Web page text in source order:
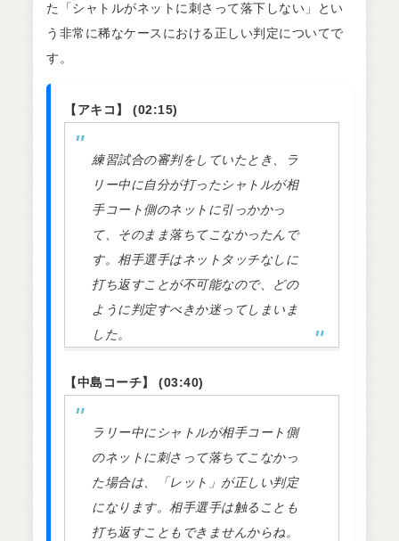
た「シャトルがネットに刺さって落下しない」とい
う非常に稀なケースにおける正しい判定についてで
す。
【アキコ】 (02:15)
練習試合の審判をしていたとき、ラ
リー中に自分が打ったシャトルが相
手コート側のネットに引っかかっ
て、そのまま落ちてこなかったんで
す。相手選手はネットタッチなしに
打ち返すことが不可能なので、どの
ように判定すべきか迷ってしまいま
した。
【中島コーチ】 (03:40)
ラリー中にシャトルが相手コート側
のネットに刺さって落ちてこなかっ
た場合は、「レット」が正しい判定
になります。相手選手は触ることも
打ち返すこともできませんからね。